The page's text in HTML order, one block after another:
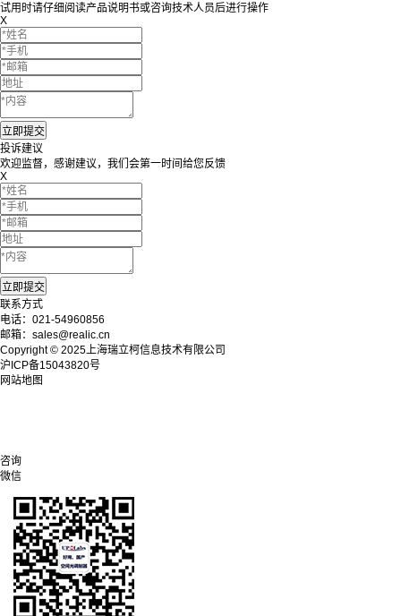
试用时请仔细阅读产品说明书或咨询技术人员后进行操作
X
投诉建议
欢迎监督，感谢建议，我们会第一时间给您反馈
X
联系方式
电话：021-54960856
邮箱：sales@realic.cn
Copyright © 2025上海瑞立柯信息技术有限公司
沪ICP备15043820号
网站地图
咨询
微信